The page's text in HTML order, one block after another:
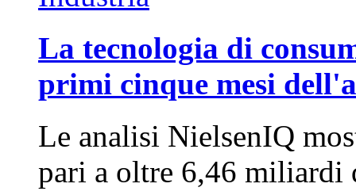
La tecnologia di
primi cinque mesi
Le analisi NielsenIQ
pari a oltre 6,46